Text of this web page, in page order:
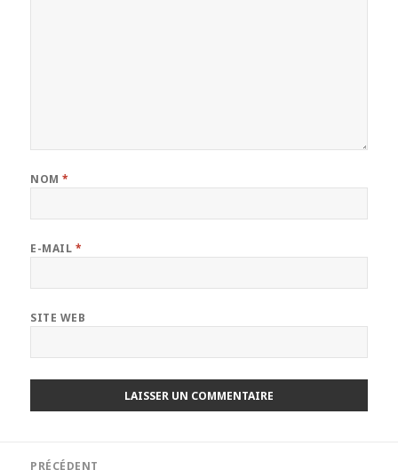
NOM*
E-MAIL *
SITE WEB
PRÉCÉDENT